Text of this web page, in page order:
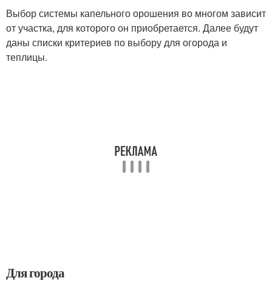
Выбор системы капельного орошения во многом зависит
от участка, для которого он приобретается. Далее будут
даны списки критериев по выбору для огорода и
теплицы.
Для города